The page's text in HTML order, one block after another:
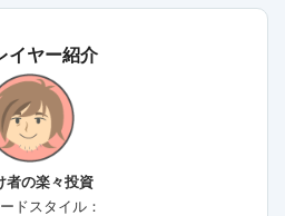
イヤー紹介
者の楽々投資
ドスタイル：